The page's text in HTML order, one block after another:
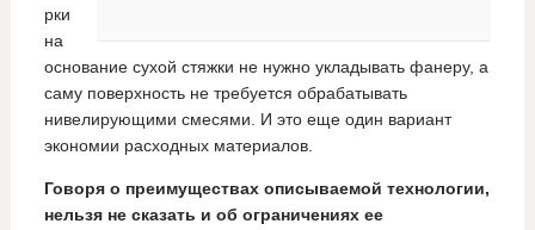
рки
на
основание сухой стяжки не нужно укладывать фанеру, а
саму поверхность не требуется обрабатывать
нивелирующими смесями. И это еще один вариант
экономии расходных материалов.
Говоря о преимуществах описываемой технологии,
нельзя не сказать и об ограничениях ее